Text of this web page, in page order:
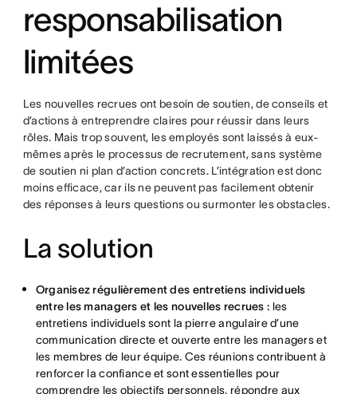
responsabilisation
limitées
Les nouvelles recrues ont besoin de soutien, de conseils et
d’actions à entreprendre claires pour réussir dans leurs
rôles. Mais trop souvent, les employés sont laissés à eux-
mêmes après le processus de recrutement, sans système
de soutien ni plan d’action concrets. L’intégration est donc
moins efficace, car ils ne peuvent pas facilement obtenir
des réponses à leurs questions ou surmonter les obstacles.
La solution
Organisez régulièrement des entretiens individuels
entre les managers et les nouvelles recrues : les
entretiens individuels sont la pierre angulaire d’une
communication directe et ouverte entre les managers et
les membres de leur équipe. Ces réunions contribuent à
renforcer la confiance et sont essentielles pour
comprendre les objectifs personnels, répondre aux